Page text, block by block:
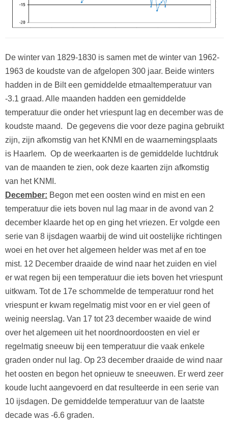
De winter van 1829-1830 is samen met de winter van 1962-
1963 de koudste van de afgelopen 300 jaar. Beide winters
hadden in de Bilt een gemiddelde etmaaltemperatuur van
-3.1 graad. Alle maanden hadden een gemiddelde
temperatuur die onder het vriespunt lag en december was de
koudste maand. De gegevens die voor deze pagina gebruikt
zijn, zijn afkomstig van het KNMI en de waarnemingsplaats
is Haarlem. Op de weerkaarten is de gemiddelde luchtdruk
van de maanden te zien, ook deze kaarten zijn afkomstig
van het KNMI.
December: Begon met een oosten wind en mist en een
temperatuur die iets boven nul lag maar in de avond van 2
december klaarde het op en ging het vriezen. Er volgde een
serie van 8 ijsdagen waarbij de wind uit oostelijke richtingen
woei en het over het algemeen helder was met af en toe
mist. 12 December draaide de wind naar het zuiden en viel
er wat regen bij een temperatuur die iets boven het vriespunt
uitkwam. Tot de 17e schommelde de temperatuur rond het
vriespunt er kwam regelmatig mist voor en er viel geen of
weinig neerslag. Van 17 tot 23 december waaide de wind
over het algemeen uit het noordnoordoosten en viel er
regelmatig sneeuw bij een temperatuur die vaak enkele
graden onder nul lag. Op 23 december draaide de wind naar
het oosten en begon het opnieuw te sneeuwen. Er werd zeer
koude lucht aangevoerd en dat resulteerde in een serie van
10 ijsdagen. De gemiddelde temperatuur van de laatste
decade was -6.6 graden.